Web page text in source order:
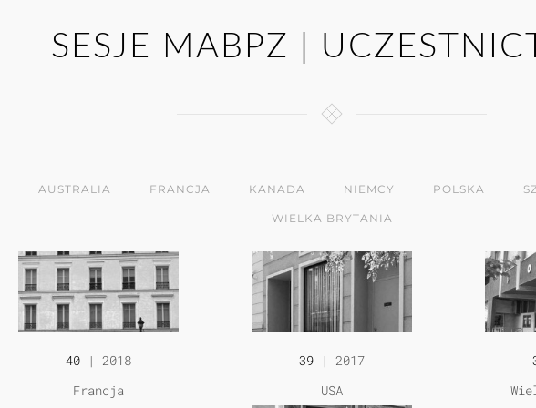
SESJE MABPZ |
AUSTRALIA FRANCJA KANADA NIEMCY POLSKA
WIELKA BRYTANIA
40 | 2018
Francja
39 | 2017
USA